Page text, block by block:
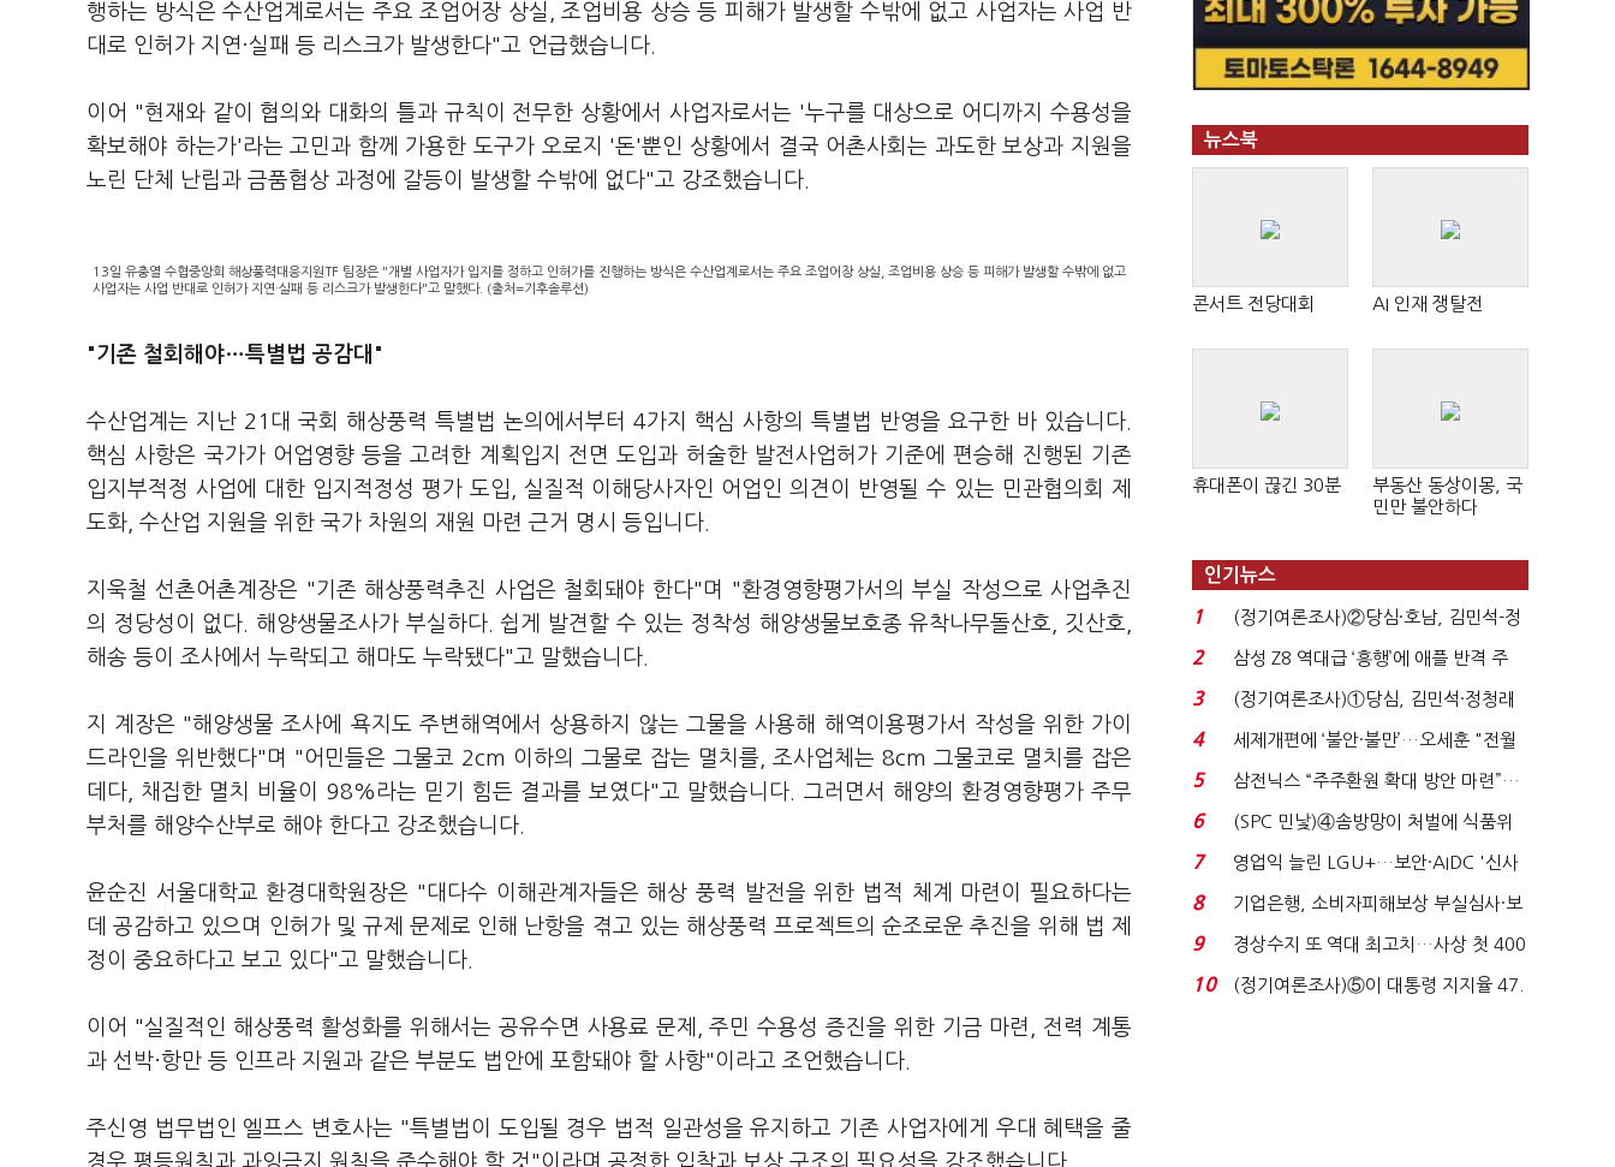
행하는 방식은 수산업계로서는 주요 조업어장 상실, 조업비용 상승 등 피해가 발생할 수밖에 없고 사업자는 사업 반
대로 인허가 지연·실패 등 리스크가 발생한다"고 언급했습니다.
이어 "현재와 같이 협의와 대화의 틀과 규칙이 전무한 상황에서 사업자로서는 '누구를 대상으로 어디까지 수용성을
확보해야 하는가'라는 고민과 함께 가용한 도구가 오로지 '돈'뿐인 상황에서 결국 어촌사회는 과도한 보상과 지원을
노린 단체 난립과 금품협상 과정에 갈등이 발생할 수밖에 없다"고 강조했습니다.
13일 유충열 수협중앙회 해상풍력대응지원TF 팀장은 "개별 사업자가 입지를 정하고 인허가를 진행하는 방식은 수산업계로서는 주요 조업어장 상실, 조업비용 상승 등 피해가 발생할 수밖에 없고
사업자는 사업 반대로 인허가 지연·실패 등 리스크가 발생한다"고 말했다. (출처=기후솔루션)
"기존 철회해야…특별법 공감대"
수산업계는 지난 21대 국회 해상풍력 특별법 논의에서부터 4가지 핵심 사항의 특별법 반영을 요구한 바 있습니다.
핵심 사항은 국가가 어업영향 등을 고려한 계획입지 전면 도입과 허술한 발전사업허가 기준에 편승해 진행된 기존
입지부적정 사업에 대한 입지적정성 평가 도입, 실질적 이해당사자인 어업인 의견이 반영될 수 있는 민관협의회 제
도화, 수산업 지원을 위한 국가 차원의 재원 마련 근거 명시 등입니다.
지욱철 선촌어촌계장은 "기존 해상풍력추진 사업은 철회돼야 한다"며 "환경영향평가서의 부실 작성으로 사업추진
의 정당성이 없다. 해양생물조사가 부실하다. 쉽게 발견할 수 있는 정착성 해양생물보호종 유착나무돌산호, 깃산호,
해송 등이 조사에서 누락되고 해마도 누락됐다"고 말했습니다.
지 계장은 "해양생물 조사에 욕지도 주변해역에서 상용하지 않는 그물을 사용해 해역이용평가서 작성을 위한 가이
드라인을 위반했다"며 "어민들은 그물코 2cm 이하의 그물로 잡는 멸치를, 조사업체는 8cm 그물코로 멸치를 잡은
데다, 채집한 멸치 비율이 98%라는 믿기 힘든 결과를 보였다"고 말했습니다. 그러면서 해양의 환경영향평가 주무
부처를 해양수산부로 해야 한다고 강조했습니다.
윤순진 서울대학교 환경대학원장은 "대다수 이해관계자들은 해상 풍력 발전을 위한 법적 체계 마련이 필요하다는
데 공감하고 있으며 인허가 및 규제 문제로 인해 난항을 겪고 있는 해상풍력 프로젝트의 순조로운 추진을 위해 법 제
정이 중요하다고 보고 있다"고 말했습니다.
이어 "실질적인 해상풍력 활성화를 위해서는 공유수면 사용료 문제, 주민 수용성 증진을 위한 기금 마련, 전력 계통
과 선박·항만 등 인프라 지원과 같은 부분도 법안에 포함돼야 할 사항"이라고 조언했습니다.
주신영 법무법인 엘프스 변호사는 "특별법이 도입될 경우 법적 일관성을 유지하고 기존 사업자에게 우대 혜택을 줄
경우 평등원칙과 과잉금지 원칙을 준수해야 할 것"이라며 공정한 입찰과 보상 구조의 필요성을 강조했습니다.
뉴스북
콘서트 전당대회 AI 인재 쟁탈전
휴대폰이 끊긴 30분
부동산 동상이몽, 국
민만 불안하다
인기뉴스
1
(정기여론조사)②당심·호남, 김민석-정
청래 '초접전'...
2
삼성 Z8 역대급 ‘흥행’에 애플 반격 주
목…9월 ‘폴...
3
(정기여론조사)①당심, 김민석·정청래
'초접전'…대통령 ...
4
세제개편에 ‘불안·불만’…오세훈 "전월
세 구하기 더 ...
5
삼전닉스 “주주환원 확대 방안 마련”…
로이터에 성명...
6
(SPC 민낯)④솜방망이 처벌에 식품위
생법 위반 반복...
7
영업익 늘린 LGU+…보안·AIDC '신사
업 드라이브'...
8
기업은행, 소비자피해보상 부실심사·보
이스피싱 공시 ...
9
경상수지 또 역대 최고치…사상 첫 400
억달러에 '3% 성...
10
(정기여론조사)⑤이 대통령 지지율 47.